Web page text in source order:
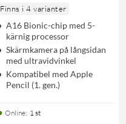
Finns i 4 varianter
A16 Bionic-chip med 5-
kärnig processor
Skärmkamera på långsidan
med ultravidvinkel
Kompatibel med Apple
Pencil (1. gen.)
Online: 1 st